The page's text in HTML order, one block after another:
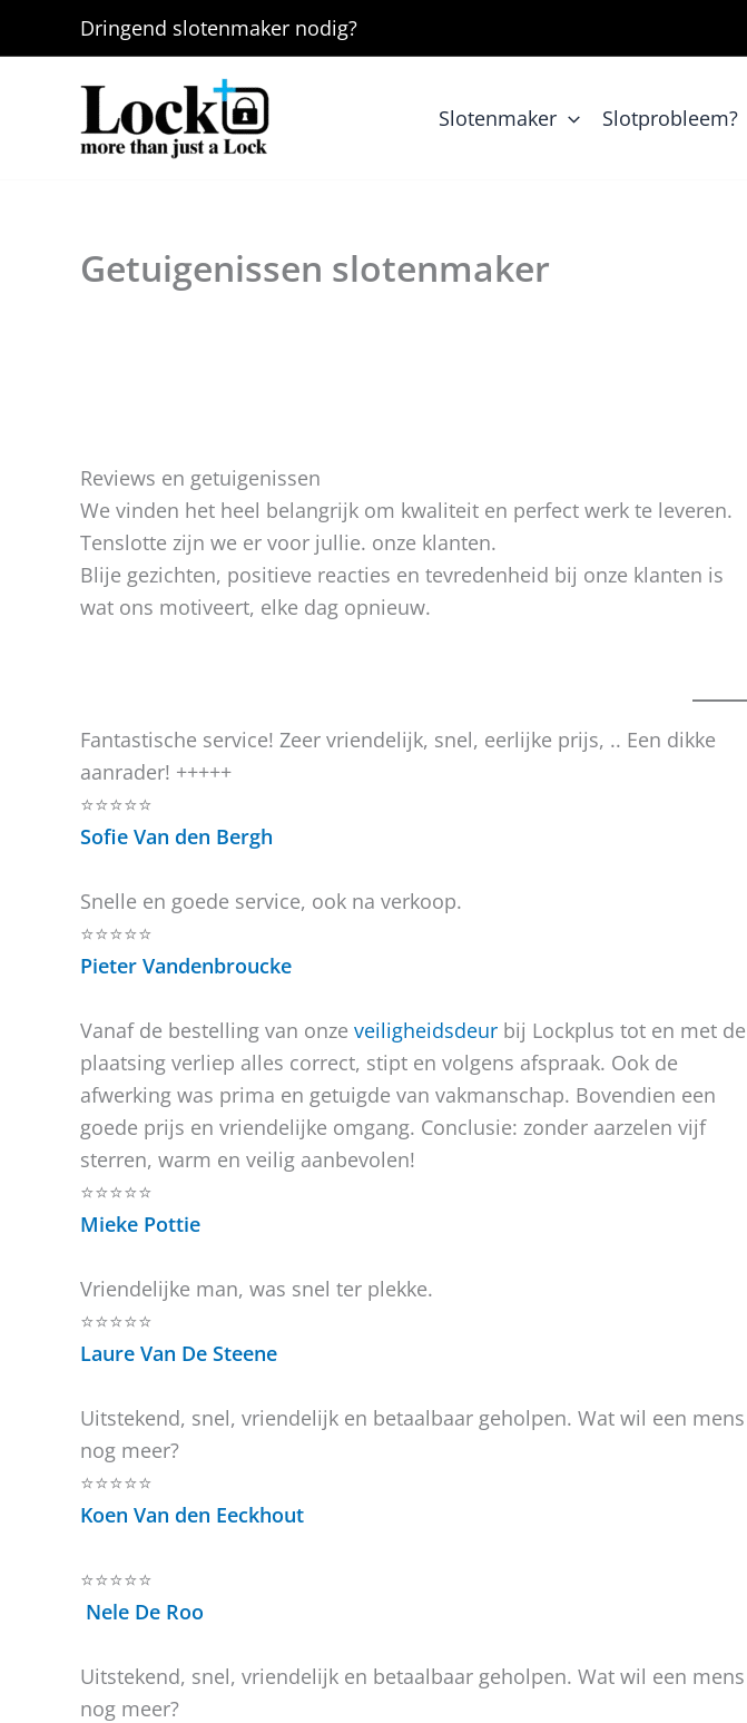
Dringend slotenmaker nodig?
Slotenmaker Slotprobleem?
Getuigenissen slotenmaker
Reviews en getuigenissen
We vinden het heel belangrijk om kwaliteit en perfect werk te leveren.
Tenslotte zijn we er voor jullie. onze klanten.
Blije gezichten, positieve reacties en tevredenheid bij onze klanten is
wat ons motiveert, elke dag opnieuw.
Fantastische service! Zeer vriendelijk, snel, eerlijke prijs, .. Een dikke
aanrader! +++++
⭐⭐⭐⭐⭐
Sofie Van den Bergh
Snelle en goede service, ook na verkoop.
⭐⭐⭐⭐⭐
Pieter Vandenbroucke
Vanaf de bestelling van onze veiligheidsdeur bij Lockplus tot en met de
plaatsing verliep alles correct, stipt en volgens afspraak. Ook de
afwerking was prima en getuigde van vakmanschap. Bovendien een
goede prijs en vriendelijke omgang. Conclusie: zonder aarzelen vijf
sterren, warm en veilig aanbevolen!
⭐⭐⭐⭐⭐
Mieke Pottie
Vriendelijke man, was snel ter plekke.
⭐⭐⭐⭐⭐
Laure Van De Steene
Uitstekend, snel, vriendelijk en betaalbaar geholpen. Wat wil een mens
nog meer?
⭐⭐⭐⭐⭐
Koen Van den Eeckhout
⭐⭐⭐⭐⭐
Nele De Roo
Uitstekend, snel, vriendelijk en betaalbaar geholpen. Wat wil een mens
nog meer?